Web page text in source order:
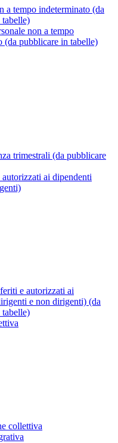
a tempo indeterminato (da
non a tempo
(da pubblicare in tabelle)
trimestrali (da pubblicare
ai dipendenti
e autorizzati ai
e non dirigenti) (da
collettiva